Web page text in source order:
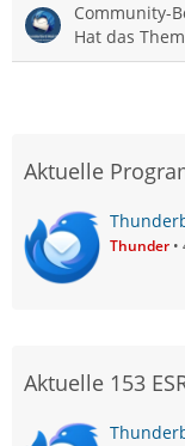
Community-
Hat das
Aktuelle
Thunder
Aktuelle 153